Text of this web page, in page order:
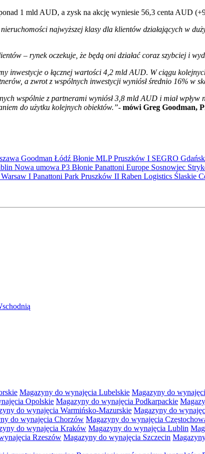
1 mld AUD, a zysk na akcję wyniesie 56,3 centa AUD
najwyższej klasy dla klientów działających w
– rynek oczekuje, że będą oni działać coraz szybciej i
inwestycje o łącznej wartości 4,2 mld AUD. W ciągu
a zwrot z wspólnych inwestycji wyniósł średnio 16% w
wspólnie z partnerami wyniósł 3,8 mld AUD i miał
do użytku kolejnych obiektów.”- mówi Greg Goodman,
Goodman Łódź Błonie MLP Pruszków I SEGRO Gdańsk
Nowa umowa P3 Błonie Panattoni Europe Sosnowiec
I Panattoni Park Pruszków II Raben Logistics Ślaskie
Magazyny do wynajęcia Lubelskie Magazyny do
Opolskie Magazyny do wynajęcia Podkarpackie
do wynajęcia Warmińsko-Mazurskie Magazyny do
do wynajęcia Chorzów Magazyny do wynajęcia
do wynajęcia Kraków Magazyny do wynajęcia Lublin
Rzeszów Magazyny do wynajęcia Szczecin